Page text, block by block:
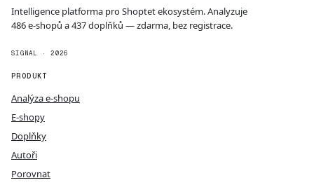
Intelligence platforma pro Shoptet ekosystém. Analyzuje
486 e-shopů a 437 doplňků — zdarma, bez registrace.
SIGNAL · 2026
PRODUKT
Analýza e-shopu
E-shopy
Doplňky
Autoři
Porovnat